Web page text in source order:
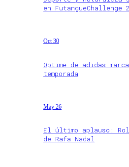
en FutangueChallenge
Oct 30
Optime de adidas
temporada
May 26
El último aplauso:
de Rafa Nadal